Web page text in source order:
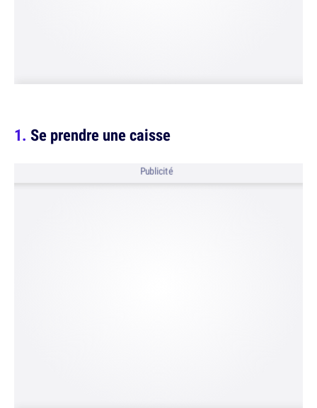
Se prendre une caisse
Publicité